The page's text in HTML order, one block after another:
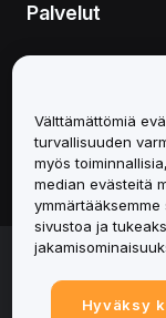
Palvelut
Tuotteet
Lakiasiat
© 2025-2026
Palveluehdot |
(Impressum) |
Välttämättömiä
turvallisuuden
myös
median evästeitä
sivustoa ja
Hyväksy